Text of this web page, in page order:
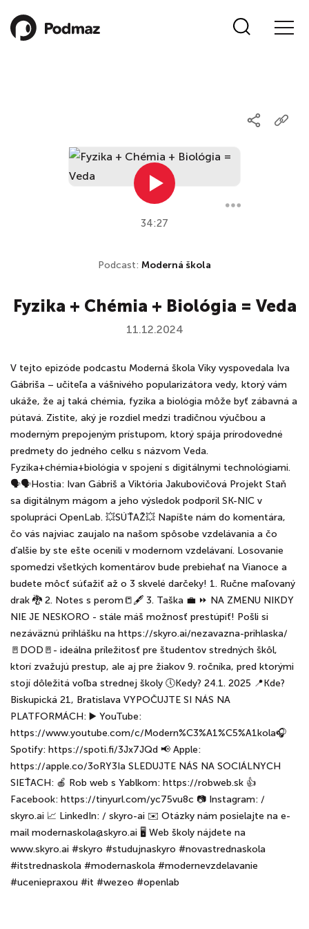
34:27
Podcast: Moderná škola
Fyzika + Chémia + Biológia = Veda
11.12.2024
V tejto epizóde podcastu Moderná škola Viky vyspovedala Iva
Gábriša – učiteľa a vášnivého popularizátora vedy, ktorý vám
ukáže, že aj taká chémia, fyzika a biológia môže byť zábavná a
pútavá. Zistite, aký je rozdiel medzi tradičnou výučbou a
moderným prepojeným prístupom, ktorý spája prírodovedné
predmety do jedného celku s názvom Veda.
Fyzika+chémia+biológia v spojení s digitálnymi technológiami.
🗣️🗣️Hostia: Ivan Gábriš a Viktória Jakubovičová Projekt Staň
sa digitálnym mágom a jeho výsledok podporil SK-NIC v
spolupráci OpenLab. 💥SÚŤAŽ💥 Napíšte nám do komentára,
čo vás najviac zaujalo na našom spôsobe vzdelávania a čo
ďalšie by ste ešte ocenili v modernom vzdelávaní. Losovanie
spomedzi všetkých komentárov bude prebiehať na Vianoce a
budete môcť súťažiť až o 3 skvelé darčeky! 1. Ručne maľovaný
drak 🐉 2. Notes s perom📒🖋️ 3. Taška 💼 ⏩ NA ZMENU NIKDY
NIE JE NESKORO - stále máš možnosť prestúpiť! Pošli si
nezáväznú prihlášku na https://skyro.ai/nezavazna-prihlaska/
🚪DOD🚪- ideálna príležitosť pre študentov stredných škôl,
ktorí zvažujú prestup, ale aj pre žiakov 9. ročníka, pred ktorými
stojí dôležitá voľba strednej školy 🕔Kedy? 24.1. 2025 📍Kde?
Biskupická 21, Bratislava VYPOČUJTE SI NÁS NA
PLATFORMÁCH: ▶️ YouTube:
https://www.youtube.com/c/Modern%C3%A1%C5%A1kola🎧
Spotify: https://spoti.fi/3Jx7JQd 📢 Apple:
https://apple.co/3oRY3Ia SLEDUJTE NÁS NA SOCIÁLNYCH
SIEŤACH: 🍎 Rob web s Yablkom: https://robweb.sk 👍
Facebook: https://tinyurl.com/yc75vu8c 📷 Instagram: /
skyro.ai 📈 LinkedIn: / skyro-ai ✉️ Otázky nám posielajte na e-
mail modernaskola@skyro.ai 🖥️ Web školy nájdete na
www.skyro.ai #skyro #studujnaskyro #novastrednaskola
#itstrednaskola #modernaskola #modernevzdelavanie
#uceniepraxou #it #wezeo #openlab